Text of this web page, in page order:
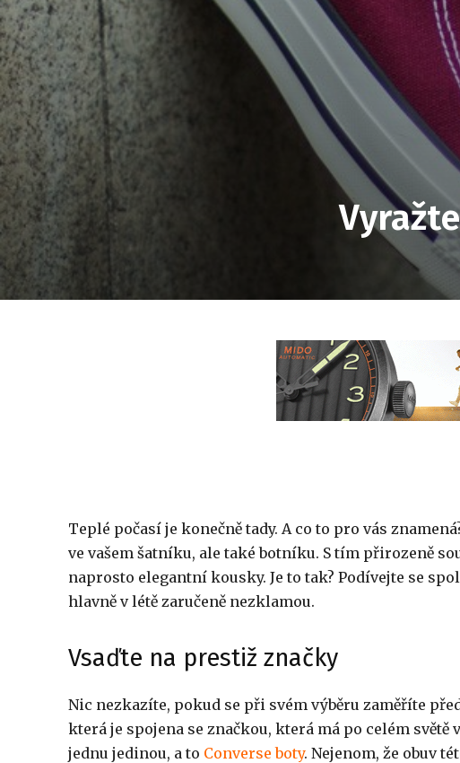
Teplé počasí je konečně tady. A co to pro vás
ve vašem šatníku, ale také botníku. S tím přirozeně
naprosto elegantní kousky. Je to tak? Podívejte se
hlavně v létě zaručeně nezklamou.
Vsaďte na prestiž značky
Nic nezkazíte, pokud se při svém výběru zaměříte
která je spojena se značkou, která má po celém
jednu jedinou, a to Converse boty. Nejenom, že obuv